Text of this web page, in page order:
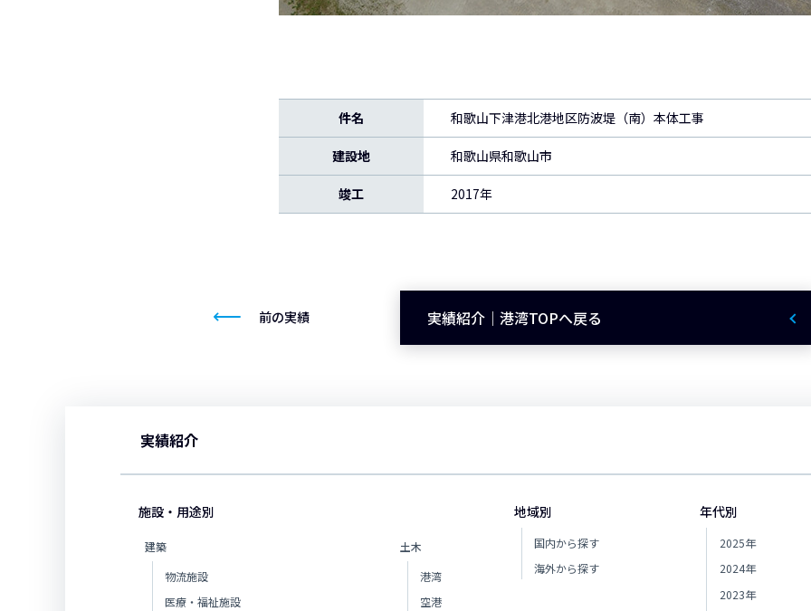
件名 和歌山下津港北港地区防波堤（南）本体工事
建設地 和歌山県和歌山市
竣工 2017年
前の実績 実績紹介｜港湾TOPへ戻る
実績紹介
施設・用途別
建築
物流施設
医療・福祉施設
土木
港湾
空港
地域別
国内から探す
海外から探す
年代別
2025年
2024年
2023年